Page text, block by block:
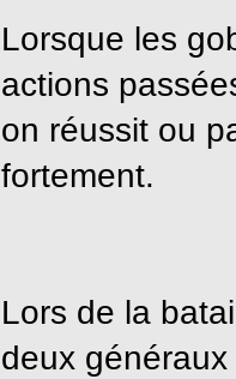
Lorsque les
actions
on réussit ou
fortement.
Lors de la
deux